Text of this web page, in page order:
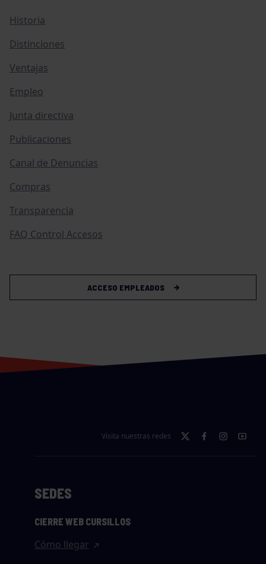
Historia
Distinciones
Ventajas
Empleo
Junta directiva
Publicaciones
Canal de Denuncias
Compras
Transparencia
FAQ Control Accesos
ACCESO EMPLEADOS
Visita nuestras redes
SEDES
CIERRE WEB CURSILLOS
Cómo llegar